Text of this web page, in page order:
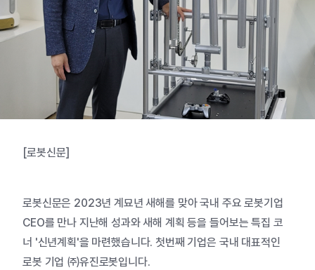
[로봇신문]
로봇신문은 2023년 계묘년 새해를 맞아 국내 주요 로봇기업
CEO를 만나 지난해 성과와 새해 계획 등을 들어보는 특집 코
너 '신년계획'을 마련했습니다. 첫번째 기업은 국내 대표적인
로봇 기업 ㈜유진로봇입니다.